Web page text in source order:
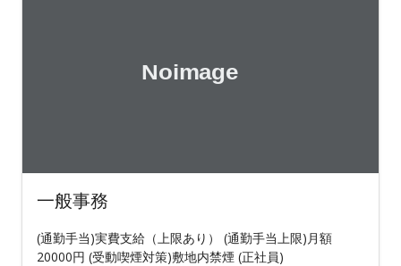
一般事務
(通勤手当)実費支給（上限あり） (通勤手当上限)月額
20000円 (受動喫煙対策)敷地内禁煙 (正社員)